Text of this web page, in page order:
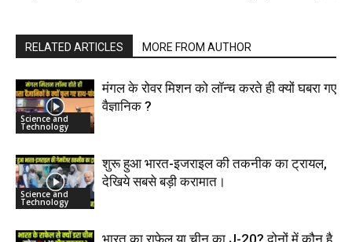
RELATED ARTICLES MORE FROM AUTHOR
Science and
Technology
मंगल के रोवर मिशन को लॉन्च करते ही क्यों घबरा गए
वैज्ञानिक ?
Science and
Technology
शुरू हुआ भारत-इजराइल की तकनीक का ट्रायल,
देखिये सबसे बड़ी करामात।
भारत का राफेल या चीन का J-20? दोनों में कौन है